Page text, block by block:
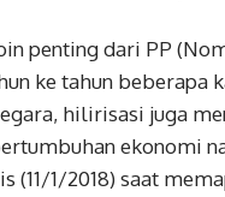
penting dari PP
ke tahun
hilirisasi juga
ekonomi
(11/1/2018) saat